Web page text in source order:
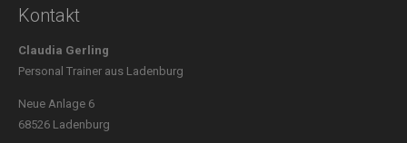
Kontakt
Claudia Gerling
Personal Trainer aus Ladenburg
Neue Anlage 6
68526 Ladenburg